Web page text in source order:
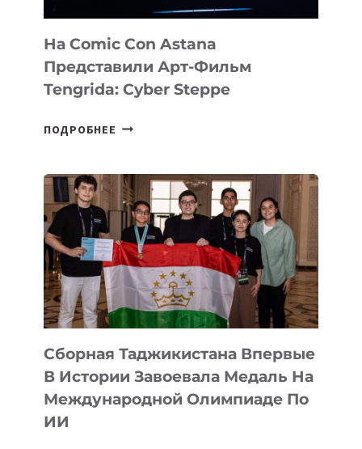
На Comic Con Astana
Представили Арт-Фильм
Tengrida: Cyber Steppe
ПОДРОБНЕЕ НА
ASTANA
ПРЕДСТАВИЛИ
АРТ-
ФИЛЬМ
TENGRIDA:
CYBER
STEPPE
Сборная Таджикистана Впервые
В Истории Завоевала Медаль На
Международной Олимпиаде По
ИИ